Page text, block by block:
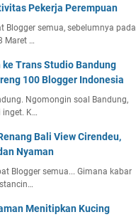
Pekerja Perempuan
Blogger semua, sebelumnya pada
Maret …
Trans Studio Bandung
100 Blogger Indonesia
Ngomongin soal Bandung,
inget. K…
Bali View Cirendeu,
Nyaman
Blogger semua... Gimana kabar
Menitipkan Kucing